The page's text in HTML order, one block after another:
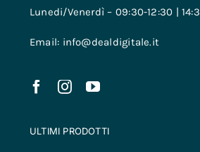
Lunedi/Venerdì – 09:30-12:30 |
Email: info@dealdigitale.it
ULTIMI PRODOTTI